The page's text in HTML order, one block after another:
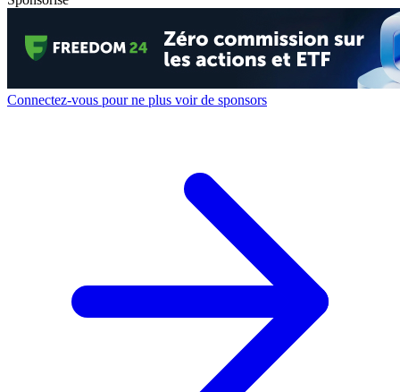
Connectez-vous pour ne plus voir de sponsors